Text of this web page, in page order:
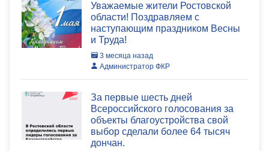
Уважаемые жители Ростовской
области! Поздравляем с
наступающим праздником Весны
и Труда!
3 месяца назад
Администратор ФКР
За первые шесть дней
Всероссийского голосования за
объекты благоустройства свой
выбор сделали более 64 тысяч
дончан.